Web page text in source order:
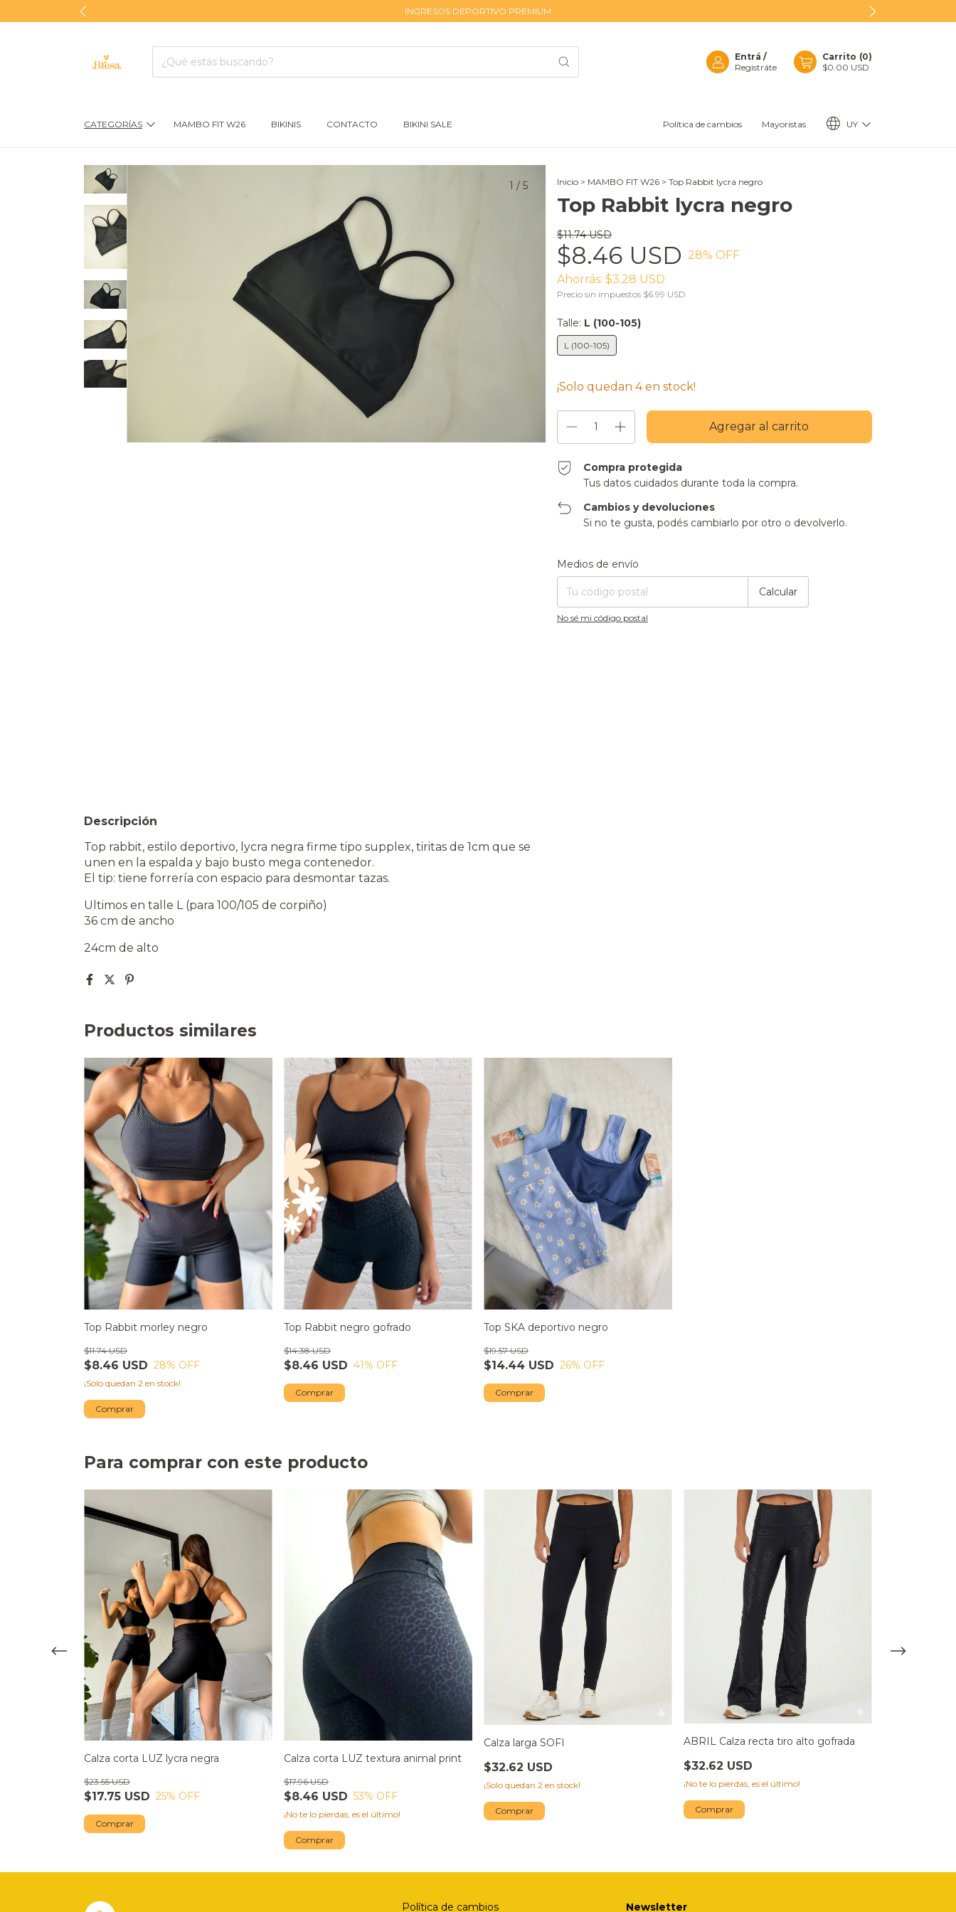
INGRESOS DEPORTIVO PREMIUM
Entrá /
Registráte
Carrito (0)
$0.00 USD
CATEGORÍAS MAMBO FIT W26 BIKINIS CONTACTO BIKINI SALE Política de cambios Mayoristas UY
1 / 5 Inicio > MAMBO FIT W26 > Top Rabbit lycra negro
Top Rabbit lycra negro
$11.74 USD
$8.46 USD 28% OFF
Ahorrás: $3.28 USD
Precio sin impuestos $6.99 USD
Talle: L (100-105)
L (100-105)
¡Solo quedan 4en stock!
Compra protegida
Tus datos cuidados durante toda la compra.
Cambios y devoluciones
Si no te gusta, podés cambiarlo por otro o devolverlo.
Entregas para el CP:
Medios de envío
Calcular
No sé mi código postal
Descripción
Top rabbit, estilo deportivo, lycra negra firme tipo supplex, tiritas de 1cm que se
unen en la espalda y bajo busto mega contenedor.
El tip: tiene forrería con espacio para desmontar tazas.
Ultimos en talle L (para 100/105 de corpiño)
36 cm de ancho
24cm de alto
Productos similares
Top Rabbit morley negro
$8.46 USD
$11.74 USD
28% OFF
¡Solo quedan 2 en stock!
Comprar
Top Rabbit negro gofrado
$8.46 USD
$14.38 USD
41% OFF
Comprar
Top SKA deportivo negro
$14.44 USD
$19.57 USD
26% OFF
Para comprar con este producto
Calza corta LUZ lycra negra
$17.75 USD
$23.55 USD
25% OFF
Comprar
Calza corta LUZ textura animal print
$8.46 USD
$17.96 USD
53% OFF
¡No te lo pierdas, es el último!
Comprar
Calza larga SOFI
$32.62 USD
¡Solo quedan 2 en stock!
Comprar
ABRIL Calza recta tiro alto gofrada
$32.62 USD
¡No te lo pierdas, es el último!
Comprar
Política de cambios Newsletter